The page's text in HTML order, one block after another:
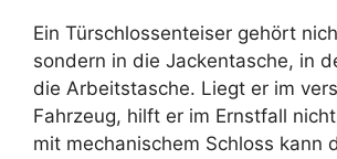
Ein Türschlossenteiser gehört
sondern in die Jackentasche, in
die Arbeitstasche. Liegt er im
Fahrzeug, hilft er im Ernstfall
mit mechanischem Schloss kann